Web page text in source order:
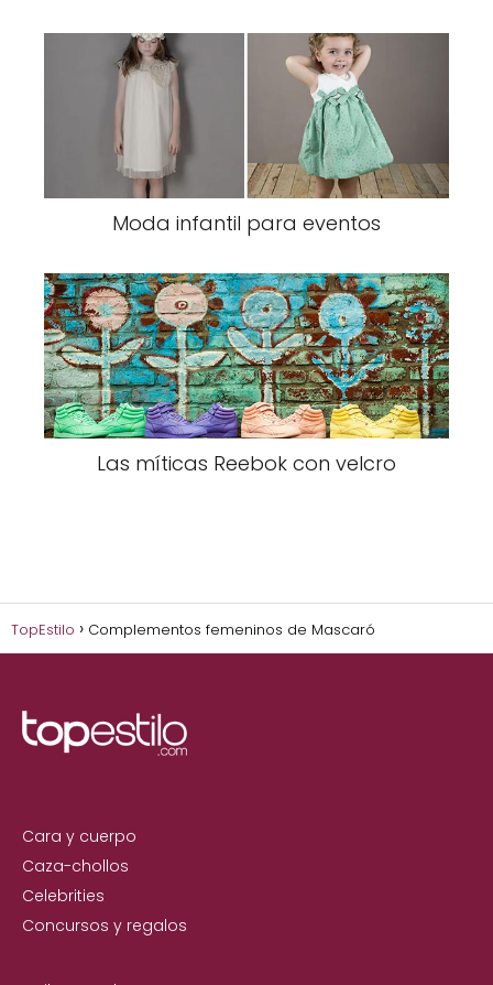
Moda infantil para eventos
Las míticas Reebok con velcro
TopEstilo Complementos femeninos de Mascaró
Cara y cuerpo
Caza-chollos
Celebrities
Concursos y regalos